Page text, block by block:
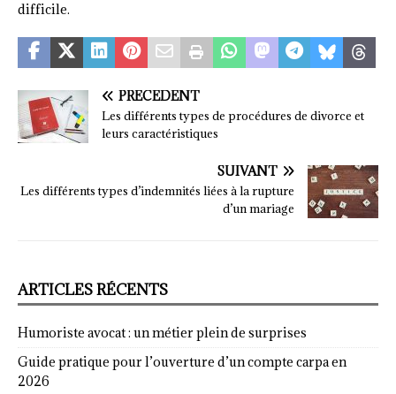
difficile.
PRÉCÉDENT
Les différents types de procédures de divorce et
leurs caractéristiques
SUIVANT
Les différents types d’indemnités liées à la rupture
d’un mariage
ARTICLES RÉCENTS
Humoriste avocat : un métier plein de surprises
Guide pratique pour l’ouverture d’un compte carpa en
2026